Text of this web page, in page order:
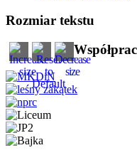
Rozmiar tekstu